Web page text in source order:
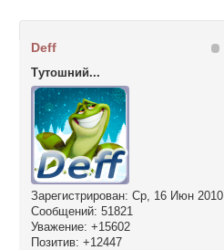
Deff
Тутошний...
Зарегистрирован: Ср, 16 Июн 2010
Сообщений: 51821
Уважение: +15602
Позитив: +12447